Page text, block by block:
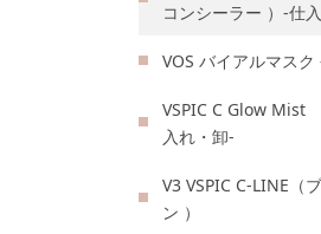
コンシーラー ）-仕
VOS バイアルマス
VSPIC C Glow Mist
入れ・卸-
V3 VSPIC C-LINE（
ン ）